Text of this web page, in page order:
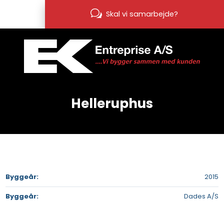
Skal vi samarbejde?
Helleruphus​
Byggeår​: 2015
Byggeår​: Dades A/S